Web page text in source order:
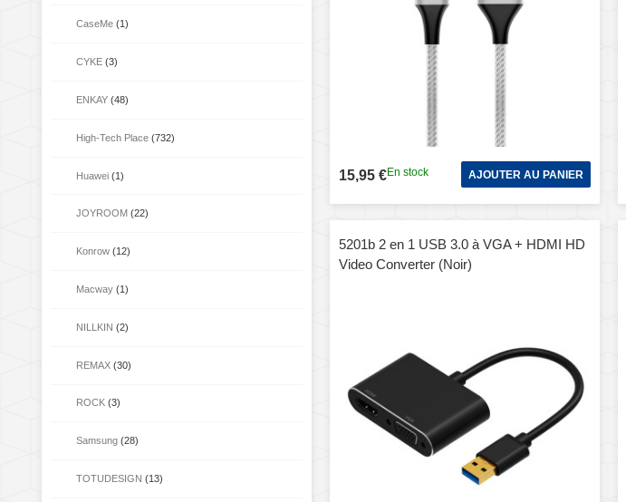
15,95 €En stock AJOUTER AU PANIER
5201b 2 en 1 USB 3.0 à VGA + HDMI HD
Video Converter (Noir)
CaseMe (1)
CYKE (3)
ENKAY (48)
High-Tech Place (732)
Huawei (1)
JOYROOM (22)
Konrow (12)
Macway (1)
NILLKIN (2)
REMAX (30)
ROCK (3)
Samsung (28)
TOTUDESIGN (13)